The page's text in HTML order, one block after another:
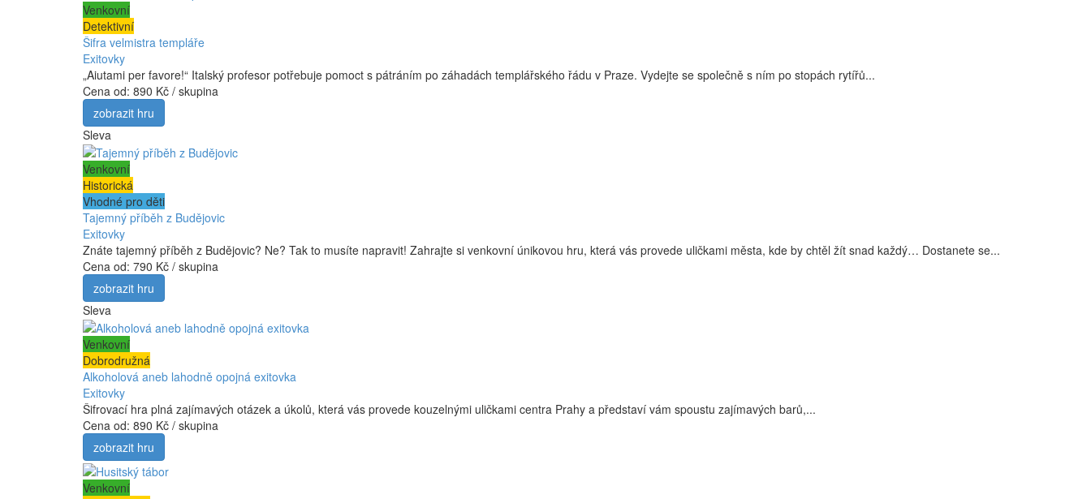
Venkovní
Detektivní
Šifra velmistra templáře
Exitovky
„Aiutami per favore!“ Italský profesor potřebuje pomoct s pátráním po záhadách templářského řádu v Praze. Vydejte se společně s ním po stopách rytířů...
Cena od: 890 Kč / skupina
zobrazit hru
Sleva
Venkovní
Historická
Vhodné pro děti
Tajemný příběh z Budějovic
Exitovky
Znáte tajemný příběh z Budějovic? Ne? Tak to musíte napravit! Zahrajte si venkovní únikovou hru, která vás provede uličkami města, kde by chtěl žít snad každý… Dostanete se...
Cena od: 790 Kč / skupina
zobrazit hru
Sleva
Venkovní
Dobrodružná
Alkoholová aneb lahodně opojná exitovka
Exitovky
Šifrovací hra plná zajímavých otázek a úkolů, která vás provede kouzelnými uličkami centra Prahy a představí vám spoustu zajímavých barů,...
Cena od: 890 Kč / skupina
zobrazit hru
Venkovní